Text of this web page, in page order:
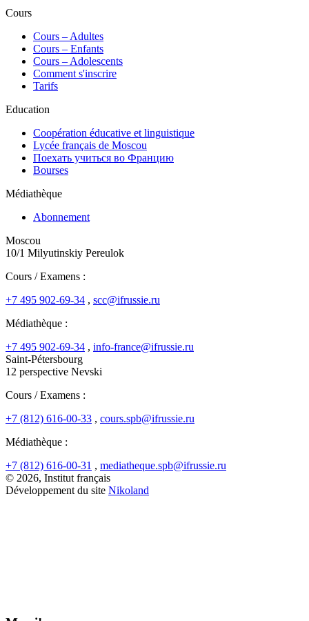
Cours
Сours – Adultes
Cours – Enfants
Cours – Adolescents
Comment s'inscrire
Tarifs
Education
Coopération éducative et linguistique
Lycée français de Moscou
Поехать учиться во Францию
Bourses
Médiathèque
Abonnement
Moscou
10/1 Milyutinskiy Pereulok
Cours / Examens :
+7 495 902-69-34 , scc@ifrussie.ru
Médiathèque :
+7 495 902-69-34 , info-france@ifrussie.ru
Saint-Pétersbourg
12 perspective Nevski
Cours / Examens :
+7 (812) 616-00-33 , cours.spb@ifrussie.ru
Médiathèque :
+7 (812) 616-00-31 , mediatheque.spb@ifrussie.ru
© 2026, Institut français
Développement du site Nikoland